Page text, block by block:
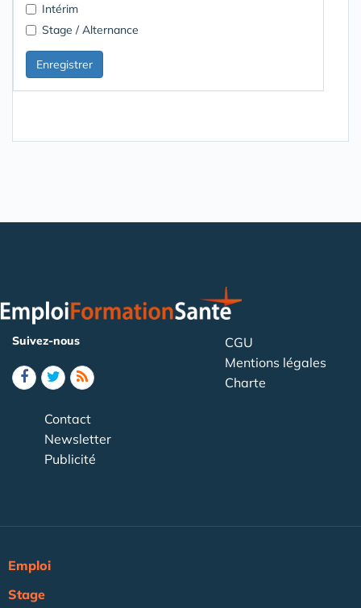
Intérim
Stage / Alternance
Suivez-nous
CGU
Mentions légales
Charte
Contact
Newsletter
Publicité
Emploi
Stage